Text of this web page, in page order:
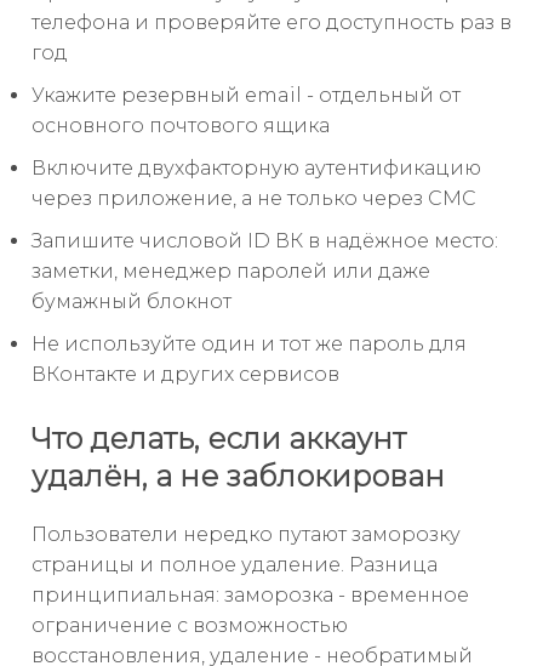
телефона и проверяйте его доступность раз в
год
Укажите резервный email - отдельный от
основного почтового ящика
Включите двухфакторную аутентификацию
через приложение, а не только через СМС
Запишите числовой ID ВК в надёжное место:
заметки, менеджер паролей или даже
бумажный блокнот
Не используйте один и тот же пароль для
ВКонтакте и других сервисов
Что делать, если аккаунт
удалён, а не заблокирован
Пользователи нередко путают заморозку
страницы и полное удаление. Разница
принципиальная: заморозка - временное
ограничение с возможностью
восстановления, удаление - необратимый